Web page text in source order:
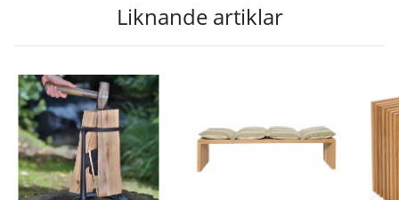
Liknande artiklar